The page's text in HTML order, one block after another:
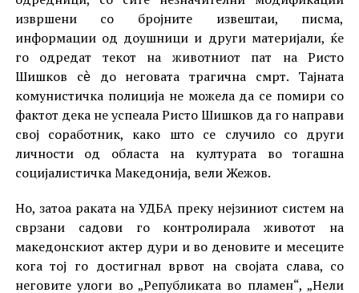
извршени со бројните извештаи, писма,
информации од доушници и други материјали, ќе
го одредат текот на животниот пат на Ристо
Шишков сѐ до неговата трагична смрт. Тајната
комунистичка полиција не можела да се помири со
фактот дека не успеала Ристо Шишков да го направи
свој соработник, како што се случило со други
личности од областа на културата во тогашна
социјалистичка Македонија, вели Жежов.
Но, затоа раката на УДБА преку нејзиниот систем на
сврзани садови го контролирала животот на
македонскиот актер дури и во деновите и месеците
кога тој го достигнал врвот на својата слава, со
неговите улоги во „Републиката во пламен“, „Нели